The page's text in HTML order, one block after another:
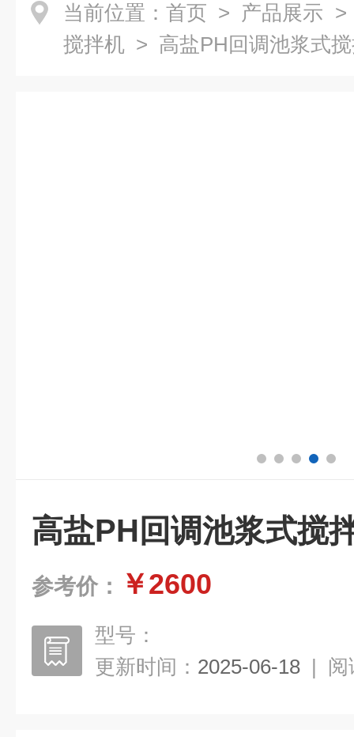
当前位置： 首页 > 产品展示
搅拌机 > 高盐PH回调池浆式
高盐PH回调池浆式搅
参考价： ￥2600
型号：
更新时间： 2025-06-18 | 阅